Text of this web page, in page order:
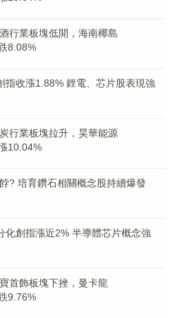
行業板塊低開，海南椰島
8.08%
指收漲1.88% 鋰電、芯片股表現強
炭行業板塊拉升，昊華能源
10.04%
? 培育鑽石相關概念股持續爆發
化創指漲近2% 半導體芯片概念強
首飾板塊下挫，曼卡龍
9.76%